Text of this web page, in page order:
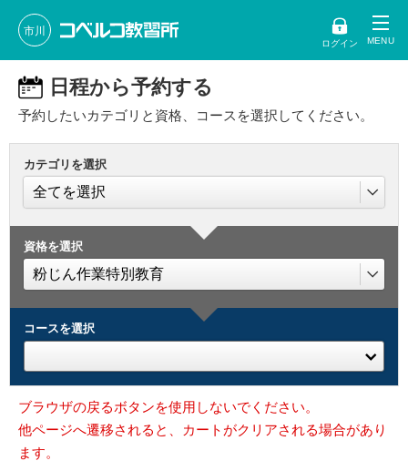
市川
ログイン
日程から予約する
予約したいカテゴリと資格、コースを選択してください。
カテゴリを選択
資格を選択
コースを選択
ブラウザの戻るボタンを使用しないでください。
他ページへ遷移されると、カートがクリアされる場合があり
ます。